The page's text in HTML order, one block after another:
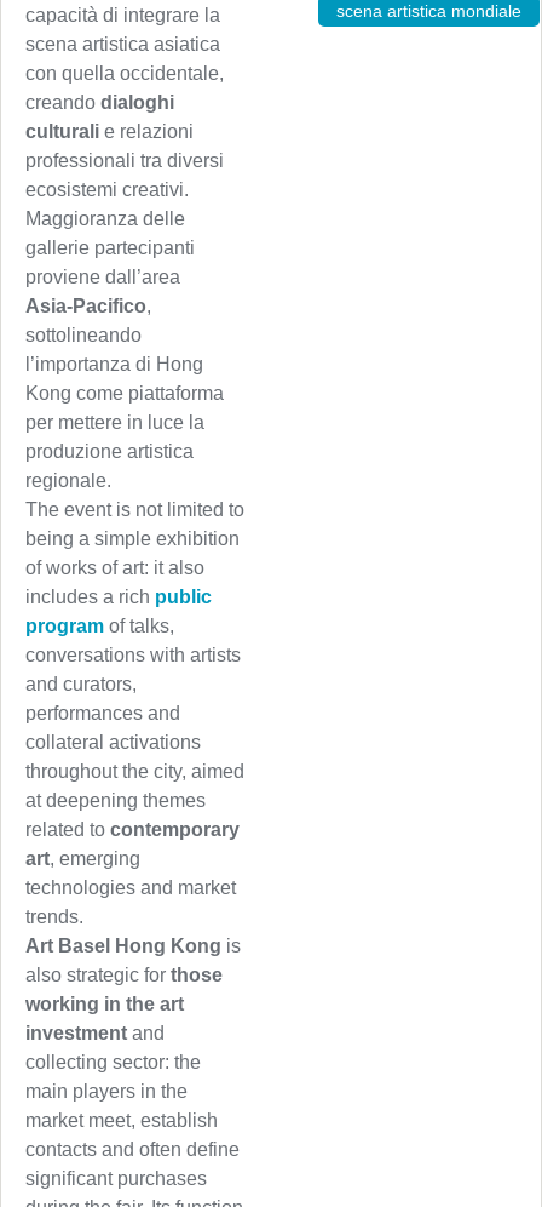
capacità di integrare la
scena artistica asiatica
con quella occidentale,
creando dialoghi
culturali e relazioni
professionali tra diversi
ecosistemi creativi.
Maggioranza delle
gallerie partecipanti
proviene dall’area
Asia‑Pacifico,
sottolineando
l’importanza di Hong
Kong come piattaforma
per mettere in luce la
produzione artistica
regionale.
The event is not limited to
being a simple exhibition
of works of art: it also
includes a rich public
program of talks,
conversations with artists
and curators,
performances and
collateral activations
throughout the city, aimed
at deepening themes
related to contemporary
art, emerging
technologies and market
trends.
Art Basel Hong Kong is
also strategic for those
working in the art
investment and
collecting sector: the
main players in the
market meet, establish
contacts and often define
significant purchases
scena artistica mondiale